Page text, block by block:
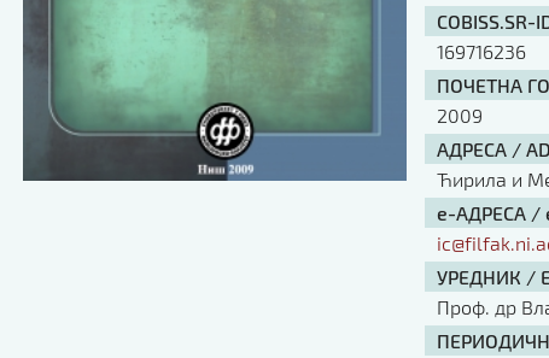
COBISS.SR-
169716236
ПОЧЕТНА
2009
АДРЕСА /
Ћирила и
е-АДРЕСА /
УРЕДНИК /
Проф. др